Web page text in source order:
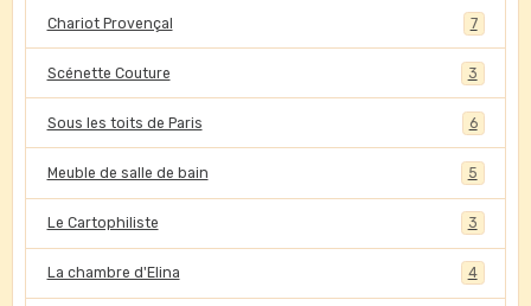
Chariot Provençal 7
Scénette Couture 3
Sous les toits de Paris 6
Meuble de salle de bain 5
Le Cartophiliste 3
La chambre d'Elina 4